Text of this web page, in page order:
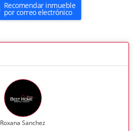
Recomendar inmueble
por correo electrónico
Roxana Sanchez